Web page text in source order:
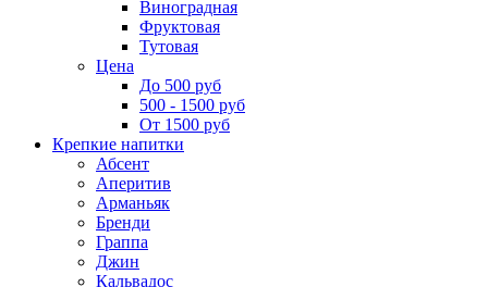
Виноградная
Фруктовая
Тутовая
Цена
До 500 руб
500 - 1500 руб
От 1500 руб
Крепкие напитки
Абсент
Аперитив
Арманьяк
Бренди
Граппа
Джин
Кальвадос